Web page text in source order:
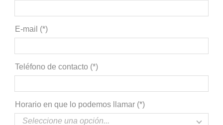
E-mail (*)
Teléfono de contacto (*)
Horario en que lo podemos llamar (*)